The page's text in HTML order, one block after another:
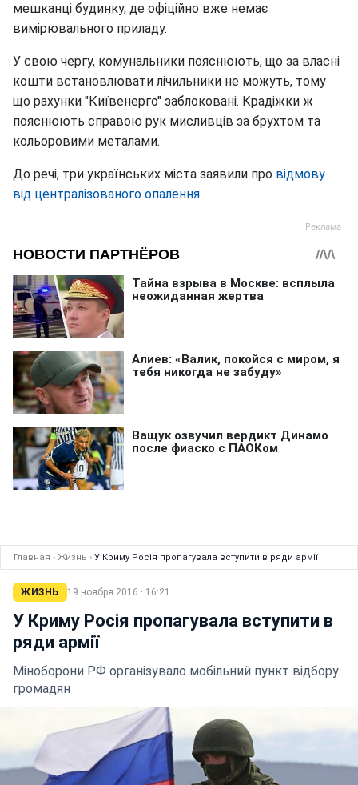
мешканці будинку, де офіційно вже немає
вимірювального приладу.
У свою чергу, комунальники пояснюють, що за власні
кошти встановлювати лічильники не можуть, тому
що рахунки "Київенерго" заблоковані. Крадіжки ж
пояснюють справою рук мисливців за брухтом та
кольоровими металами.
До речі, три українських міста заявили про відмову
від централізованого опалення.
Главная › Жизнь › У Криму Росія пропагувала вступити в ряди армії
ЖИЗНЬ 19 ноября 2016 · 16:21
У Криму Росія пропагувала вступити в
ряди армії
Міноборони РФ організувало мобільний пункт відбору
громадян